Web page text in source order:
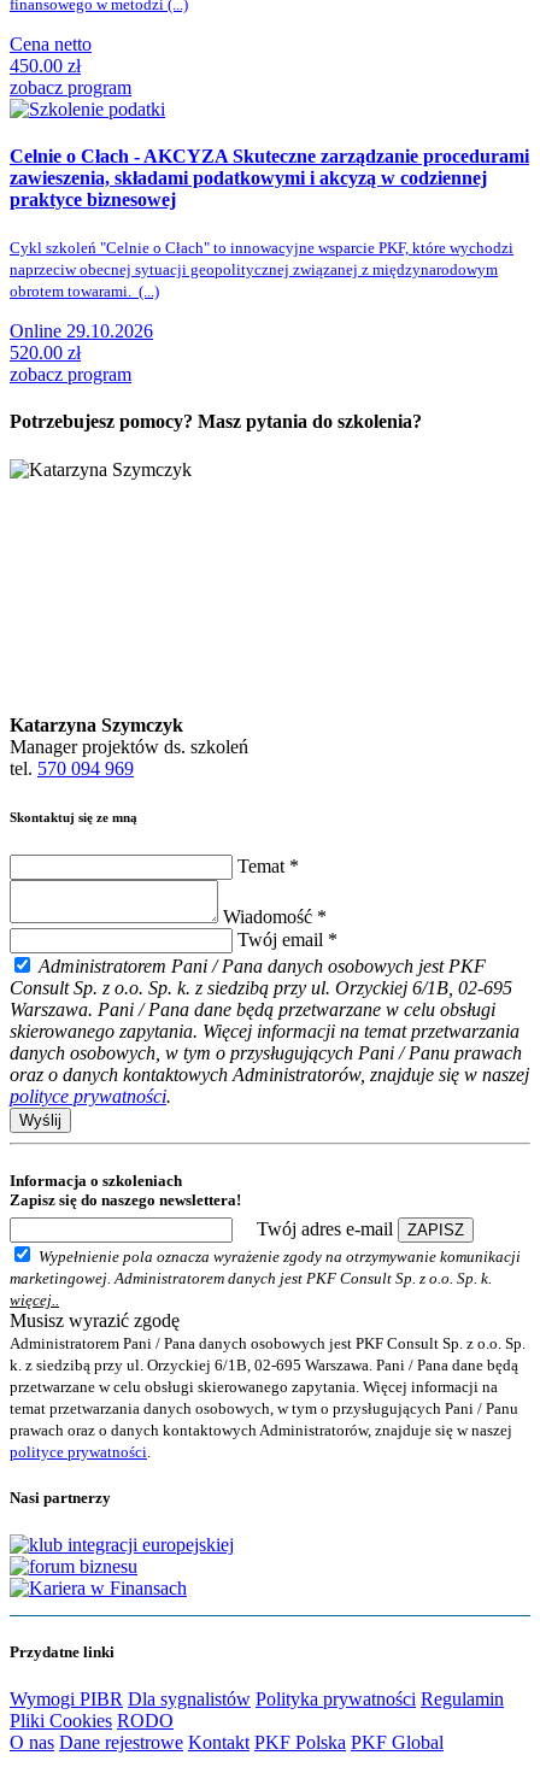
finansowego w metodzi (...)
Cena netto
450.00 zł
zobacz program
Celnie o Cłach - AKCYZA Skuteczne zarządzanie procedurami
zawieszenia, składami podatkowymi i akcyzą w codziennej
praktyce biznesowej
Cykl szkoleń "Celnie o Cłach" to innowacyjne wsparcie PKF, które wychodzi
naprzeciw obecnej sytuacji geopolitycznej związanej z międzynarodowym
obrotem towarami. (...)
Online 29.10.2026
520.00 zł
zobacz program
Potrzebujesz pomocy? Masz pytania do szkolenia?
Katarzyna Szymczyk
Manager projektów ds. szkoleń
tel. 570 094 969
Skontaktuj się ze mną
Temat *
Wiadomość *
Twój email *
Administratorem Pani / Pana danych osobowych jest PKF
Consult Sp. z o.o. Sp. k. z siedzibą przy ul. Orzyckiej 6/1B, 02-695
Warszawa. Pani / Pana dane będą przetwarzane w celu obsługi
skierowanego zapytania. Więcej informacji na temat przetwarzania
danych osobowych, w tym o przysługujących Pani / Panu prawach
oraz o danych kontaktowych Administratorów, znajduje się w naszej
polityce prywatności.
Wyślij
Informacja o szkoleniach
Zapisz się do naszego newslettera!
Twój adres e-mail
ZAPISZ
Wypełnienie pola oznacza wyrażenie zgody na otrzymywanie komunikacji
marketingowej. Administratorem danych jest PKF Consult Sp. z o.o. Sp. k.
więcej..
Musisz wyrazić zgodę
Administratorem Pani / Pana danych osobowych jest PKF Consult Sp. z o.o. Sp.
k. z siedzibą przy ul. Orzyckiej 6/1B, 02-695 Warszawa. Pani / Pana dane będą
przetwarzane w celu obsługi skierowanego zapytania. Więcej informacji na
temat przetwarzania danych osobowych, w tym o przysługujących Pani / Panu
prawach oraz o danych kontaktowych Administratorów, znajduje się w naszej
polityce prywatności.
Nasi partnerzy
Przydatne linki
Wymogi PIBR Dla sygnalistów Polityka prywatności Regulamin
Pliki Cookies RODO
O nas Dane rejestrowe Kontakt PKF Polska PKF Global